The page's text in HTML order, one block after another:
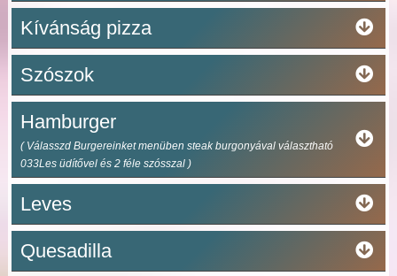
Kívánság pizza
Szószok
Hamburger
( Válasszd Burgereinket menüben steak burgonyával választható
033Les üdítővel és 2 féle szósszal )
Leves
Quesadilla